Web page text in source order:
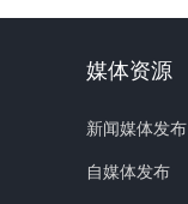
媒体资源
新闻媒体发布
自媒体发布